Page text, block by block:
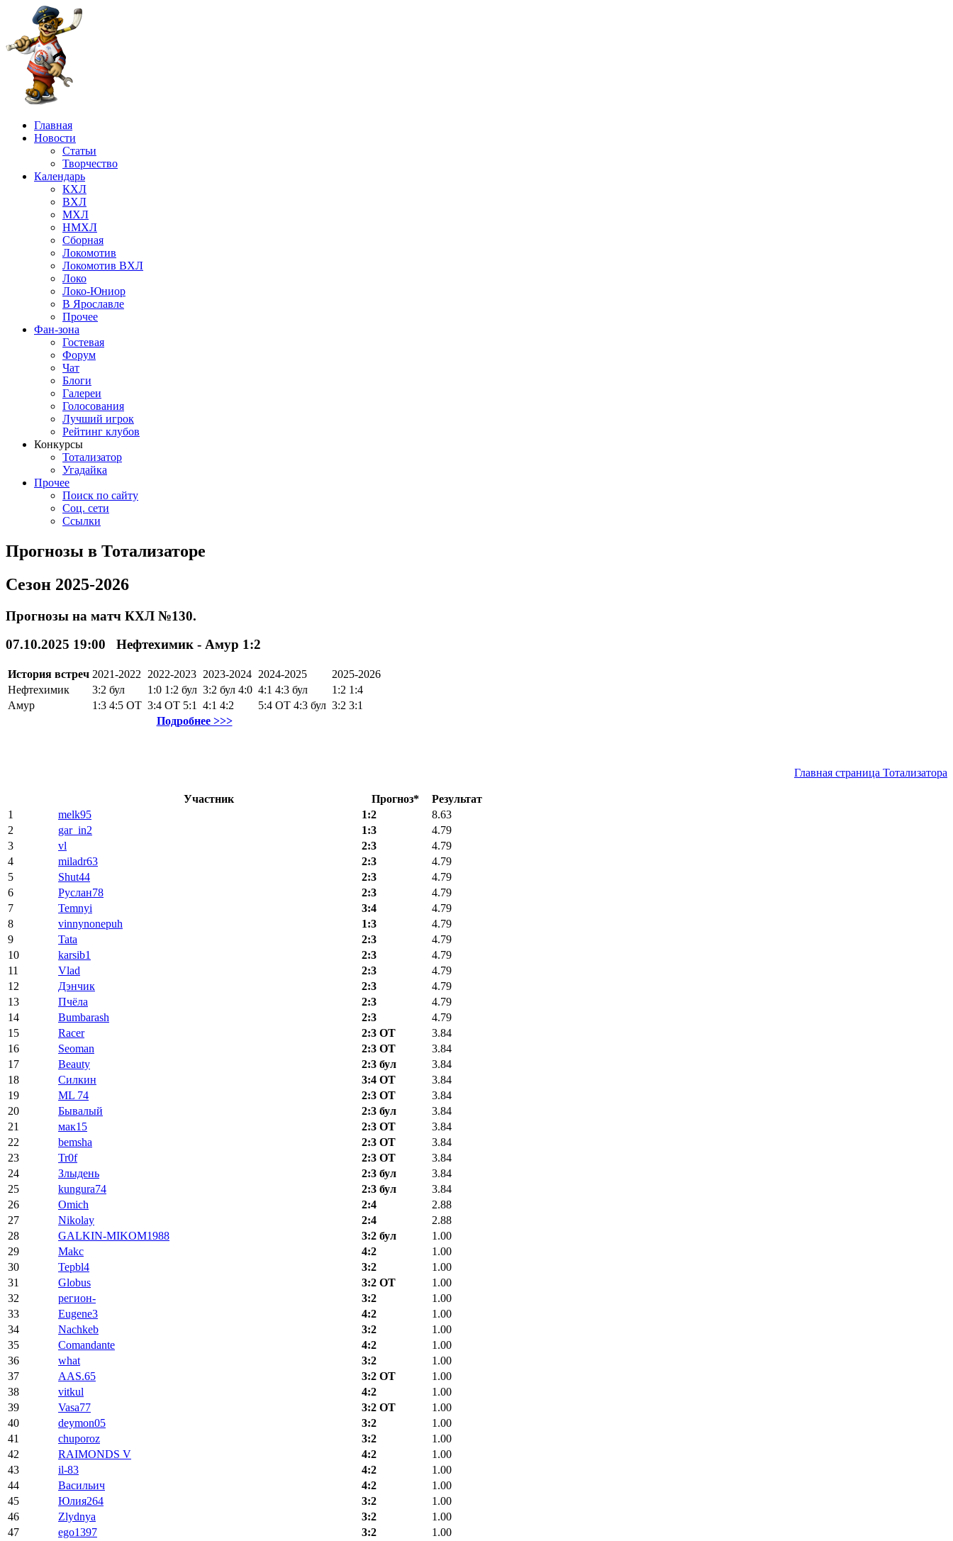
Главная
Новости
Статьи
Творчество
Календарь
КХЛ
ВХЛ
МХЛ
НМХЛ
Сборная
Локомотив
Локомотив ВХЛ
Локо
Локо-Юниор
В Ярославле
Прочее
Фан-зона
Гостевая
Форум
Чат
Блоги
Галереи
Голосования
Лучший игрок
Рейтинг клубов
Конкурсы
Тотализатор
Угадайка
Прочее
Поиск по сайту
Соц. сети
Ссылки
Прогнозы в Тотализаторе
Сезон 2025-2026
Прогнозы на матч КХЛ №130.
07.10.2025 19:00 Нефтехимик - Амур 1:2
История встреч 2021-2022 2022-2023 2023-2024 2024-2025
2025-2026
Нефтехимик
3:2 бул 1:0 1:2 бул 3:2 бул 4:0 4:1 4:3 бул 1:2 1:4
Амур
1:3 4:5 ОТ 3:4 ОТ 5:1 4:1 4:2 5:4 ОТ 4:3 бул 3:2 3:1
Подробнее >>>
Главная страница Тотализатора
Участник Прогноз*
Результат
1
melk95 1:2
8.63
2
gar_in2 1:3
4.79
3
vl 2:3
4.79
4
miladr63 2:3
4.79
5
Shut44 2:3
4.79
6
Руслан78 2:3
4.79
7
Temnyi 3:4
4.79
8
vinnynonepuh 1:3
4.79
9
Tata 2:3
4.79
10
karsib1 2:3
4.79
11
Vlad 2:3
4.79
12
Дэнчик 2:3
4.79
13
Пчёла 2:3
4.79
14
Bumbarash 2:3
4.79
15
Racer 2:3 ОТ
3.84
16
Seoman 2:3 ОТ
3.84
17
Beauty 2:3 бул
3.84
18
Силкин 3:4 ОТ
3.84
19
ML 74 2:3 ОТ
3.84
20
Бывалый 2:3 бул
3.84
21
мак15 2:3 ОТ
3.84
22
bemsha 2:3 ОТ
3.84
23
Tr0f 2:3 ОТ
3.84
24
Злыдень 2:3 бул
3.84
25
kungura74 2:3 бул
3.84
26
Omich 2:4
2.88
27
Nikolay 2:4
2.88
28
GALKIN-MIKOM1988 3:2 бул
1.00
29
Makc 4:2
1.00
30
Tepbl4 3:2
1.00
31
Globus 3:2 ОТ
1.00
32
регион- 3:2
1.00
33
Eugene3 4:2
1.00
34
Nachkeb 3:2
1.00
35
Comandante 4:2
1.00
36
what 3:2
1.00
37
AAS.65 3:2 ОТ
1.00
38
vitkul 4:2
1.00
39
Vasa77 3:2 ОТ
1.00
40
deymon05 3:2
1.00
41
chuporoz 3:2
1.00
42
RAIMONDS V 4:2
1.00
43
il-83 4:2
1.00
44
Васильич 4:2
1.00
45
Юлия264 3:2
1.00
46
Zlydnya 3:2
1.00
47
ego1397 3:2
1.00